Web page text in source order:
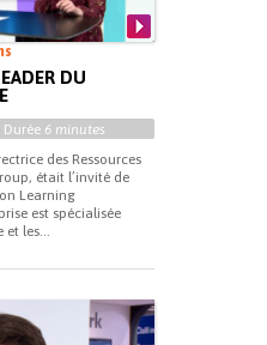
DU
Durée 6 minutes
des Ressources
était l’invité de
Learning
est spécialisée
et les...